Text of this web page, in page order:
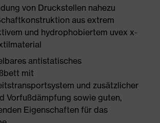
von Druckstellen nahezu
aus extrem
und hydrophobiertem uvex x-
antistatisches
mit
und zusätzlicher
Vorfußdämpfung sowie guten,
Eigenschaften für das